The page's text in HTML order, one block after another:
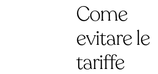
Come
evitare le
tariffe